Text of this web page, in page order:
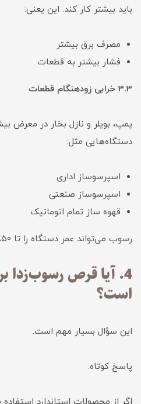
باید بیشتر کار کند. این یعنی:
مصرف برق بیشتر
فشار بیشتر به قطعات
3.3 خرابی زودهنگام قطعات
پمپ، بویلر و نازل بخار در معرض
دستگاه‌هایی مثل:
اسپرسوساز اداری
اسپرسوساز صنعتی
قهوه ساز تمام اتوماتیک
رسوب می‌تواند عمر دستگاه را تا ۵۰٪ کاهش دهد.
4. آیا قرص رسوب‌زدا
است؟
این سؤال بسیار مهم است.
پاسخ کوتاه: